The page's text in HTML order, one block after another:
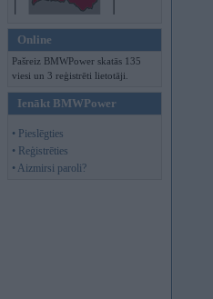
Online
Pašreiz BMWPower skatās 135
viesi un 3 reģistrēti lietotāji.
Ienākt BMWPower
• Pieslēgties
• Reģistrēties
• Aizmirsi paroli?